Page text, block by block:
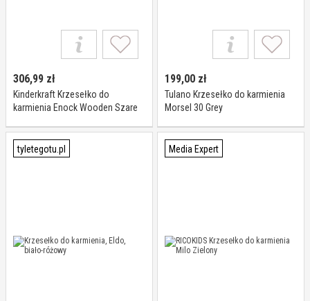
306,99 zł
Kinderkraft Krzesełko do
karmienia Enock Wooden Szare
199,00 zł
Tulano Krzesełko do karmienia
Morsel 30 Grey
tyletegotu.pl Media Expert